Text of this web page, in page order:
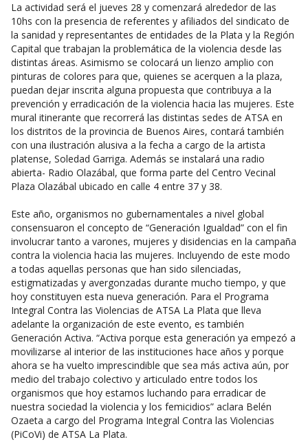
La actividad será el jueves 28 y comenzará alrededor de las
10hs con la presencia de referentes y afiliados del sindicato de
la sanidad y representantes de entidades de la Plata y la Región
Capital que trabajan la problemática de la violencia desde las
distintas áreas. Asimismo se colocará un lienzo amplio con
pinturas de colores para que, quienes se acerquen a la plaza,
puedan dejar inscrita alguna propuesta que contribuya a la
prevención y erradicación de la violencia hacia las mujeres. Este
mural itinerante que recorrerá las distintas sedes de ATSA en
los distritos de la provincia de Buenos Aires, contará también
con una ilustración alusiva a la fecha a cargo de la artista
platense, Soledad Garriga. Además se instalará una radio
abierta- Radio Olazábal, que forma parte del Centro Vecinal
Plaza Olazábal ubicado en calle 4 entre 37 y 38.
Este año, organismos no gubernamentales a nivel global
consensuaron el concepto de “Generación Igualdad” con el fin
involucrar tanto a varones, mujeres y disidencias en la campaña
contra la violencia hacia las mujeres. Incluyendo de este modo
a todas aquellas personas que han sido silenciadas,
estigmatizadas y avergonzadas durante mucho tiempo, y que
hoy constituyen esta nueva generación. Para el Programa
Integral Contra las Violencias de ATSA La Plata que lleva
adelante la organización de este evento, es también
Generación Activa. “Activa porque esta generación ya empezó a
movilizarse al interior de las instituciones hace años y porque
ahora se ha vuelto imprescindible que sea más activa aún, por
medio del trabajo colectivo y articulado entre todos los
organismos que hoy estamos luchando para erradicar de
nuestra sociedad la violencia y los femicidios” aclara Belén
Ozaeta a cargo del Programa Integral Contra las Violencias
(PiCoVi) de ATSA La Plata.